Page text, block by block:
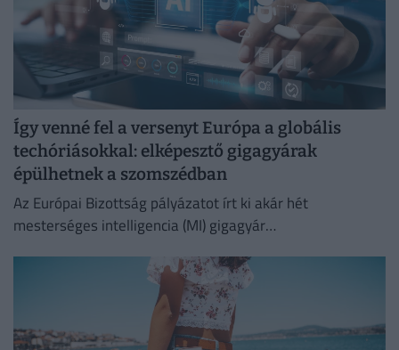
Így venné fel a versenyt Európa a globális
techóriásokkal: elképesztő gigagyárak
épülhetnek a szomszédban
Az Európai Bizottság pályázatot írt ki akár hét
mesterséges intelligencia (MI) gigagyár
infrastruktúrát kívánnak létrehozni